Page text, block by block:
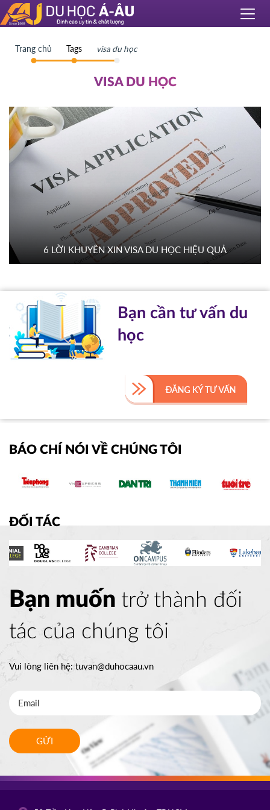
Trang chủ Tags visa du học
VISA DU HỌC
6 LỜI KHUYÊN XIN VISA DU HỌC HIỆU QUẢ
Bạn cần tư vấn du
học
BÁO CHÍ NÓI VỀ CHÚNG TÔI
ĐỐI TÁC
Bạn muốn trở thành đối
tác của chúng tôi
Vui lòng liên hệ:tuvan@duhocaau.vn
GỬI